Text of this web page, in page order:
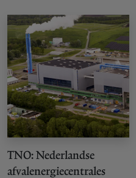
TNO: Nederlandse
afvalenergiecentrales